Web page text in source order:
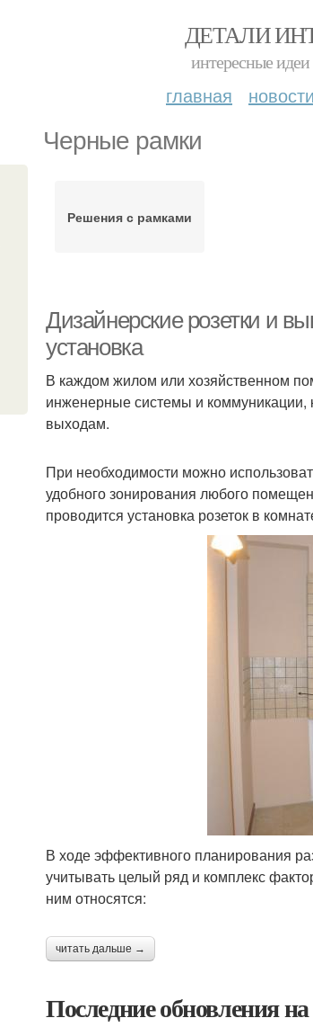
ДЕТАЛИ
интересные
главная новости
Черные рамки
Решения с рамками
Дизайнерские розетки и
установка
В каждом жилом или хозяйственном
инженерные системы и коммуникации,
выходам.
При необходимости можно
удобного зонирования любого
проводится установка розеток в
В ходе эффективного планирования
учитывать целый ряд и комплекс
ним относятся:
читать дальше →
Последние обновления на